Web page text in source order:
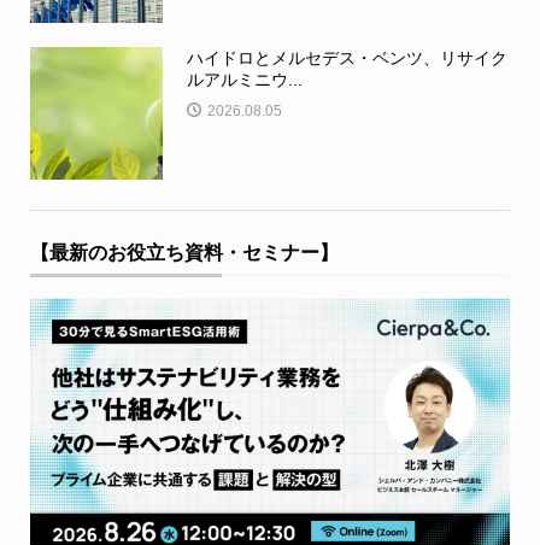
ハイドロとメルセデス・ベンツ、リサイク
ルアルミニウ...
2026.08.05
【最新のお役立ち資料・セミナー】